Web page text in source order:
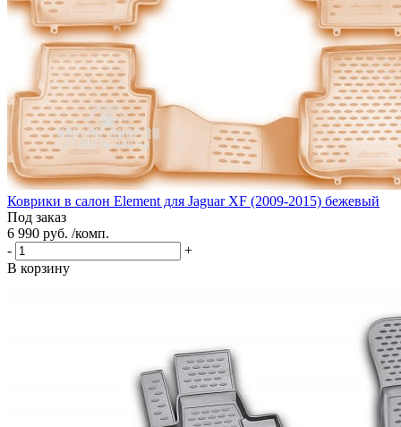
Коврики в салон Element для Jaguar XF (2009-2015) бежевый
Под заказ
6 990 руб. /комп.
-
+
В корзину